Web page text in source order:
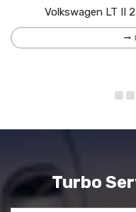
Volkswagen LT II
Turbo